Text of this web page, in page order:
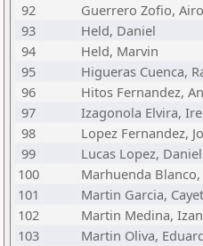
92
Guerrero Zofio,
93
Held, Daniel
94
Held, Marvin
95
Higueras Cuenca,
96
Hitos Fernandez,
97
Izagonola Elvira,
98
Lopez Fernandez,
99
Lucas Lopez, Daniel
100
Marhuenda
101
Martin Garcia,
102
Martin Medina, Izan
103
Martin Oliva,